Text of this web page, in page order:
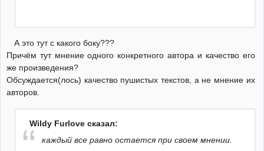
А это тут с какого боку???
Причём тут мнение одного конкретного автора и качество его
же произведения?
Обсуждается(лось) качество пушистых текстов, а не мнение их
авторов.
Wildy Furlove сказал:
каждый все равно остается при своем мнении.